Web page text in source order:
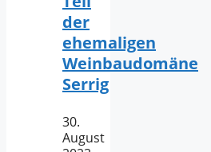
der
ehemaligen
Weinbaudomäne
Serrig
30.
August